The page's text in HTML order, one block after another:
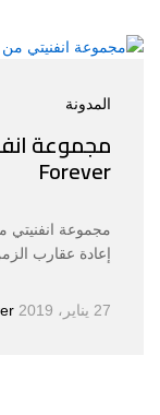
المدونة
Forever
مجموعة انفنيتي
إعادة عقارب
27 يناير، 2019